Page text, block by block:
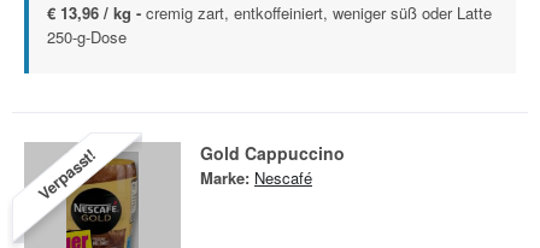
€ 13,96 / kg - cremig zart, entkoffeiniert, weniger süß oder Latte
250-g-Dose
Verpasst! Gold Cappuccino
Marke: Nescafé